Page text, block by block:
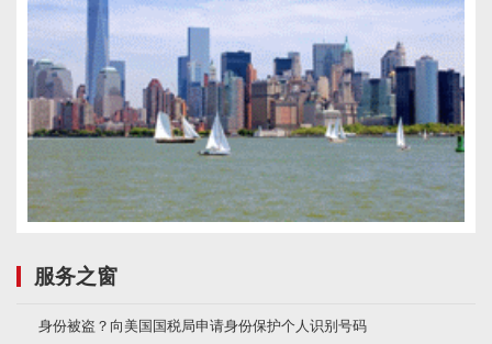
服务之窗
身份被盗？向美国国税局申请身份保护个人识别号码